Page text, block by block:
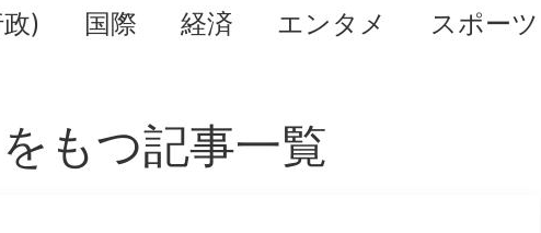
) 国際 経済 エンタメ スポーツ
もつ記事一覧